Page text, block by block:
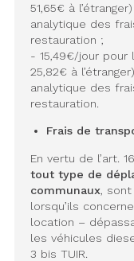
51,65€ à
analytique des
restauration ;
- 15,49€/jour
25,82€ à
analytique des
restauration.
Frais de
En vertu de l’art.
tout type de
communaux,
lorsqu’ils
location –
les véhicules
3 bis TUIR.